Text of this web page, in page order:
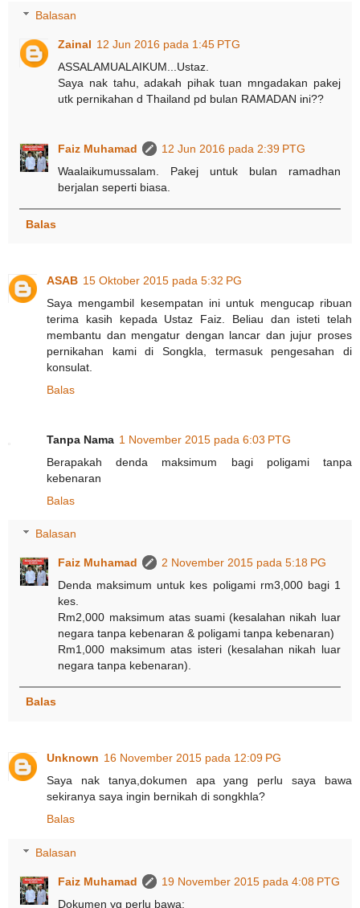
Balasan
Zainal 12 Jun 2016 pada 1:45 PTG
ASSALAMUALAIKUM...Ustaz.
Saya nak tahu, adakah pihak tuan mngadakan pakej
utk pernikahan d Thailand pd bulan RAMADAN ini??
Faiz Muhamad
12 Jun 2016 pada 2:39 PTG
Waalaikumussalam. Pakej untuk bulan ramadhan
berjalan seperti biasa.
Balas
ASAB 15 Oktober 2015 pada 5:32 PG
Saya mengambil kesempatan ini untuk mengucap ribuan
terima kasih kepada Ustaz Faiz. Beliau dan isteti telah
membantu dan mengatur dengan lancar dan jujur proses
pernikahan kami di Songkla, termasuk pengesahan di
konsulat.
Balas
Tanpa Nama 1 November 2015 pada 6:03 PTG
Berapakah denda maksimum bagi poligami tanpa
kebenaran
Balas
Balasan
Faiz Muhamad
2 November 2015 pada 5:18 PG
Denda maksimum untuk kes poligami rm3,000 bagi 1
kes.
Rm2,000 maksimum atas suami (kesalahan nikah luar
negara tanpa kebenaran & poligami tanpa kebenaran)
Rm1,000 maksimum atas isteri (kesalahan nikah luar
negara tanpa kebenaran).
Balas
Unknown 16 November 2015 pada 12:09 PG
Saya nak tanya,dokumen apa yang perlu saya bawa
sekiranya saya ingin bernikah di songkhla?
Balas
Balasan
Faiz Muhamad
19 November 2015 pada 4:08 PTG
Dokumen yg perlu bawa: